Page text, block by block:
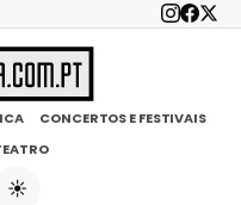
CONCERTOS E FESTIVAIS
☀️